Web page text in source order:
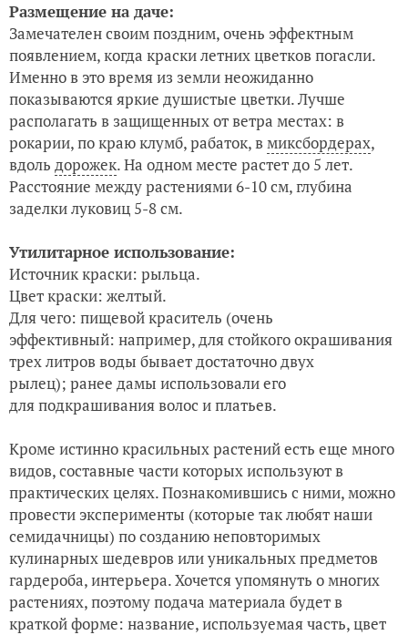
Размещение на даче:
Замечателен своим поздним, очень эффектным
появлением, когда краски летних цветков погасли.
Именно в это время из земли неожиданно
показываются яркие душистые цветки. Лучше
располагать в защищенных от ветра местах: в
рокарии, по краю клумб, рабаток, вмиксбордерах,
вдоль дорожек. На одном месте растет до 5 лет.
Расстояние между растениями 6-10 см, глубина
заделки луковиц 5-8 см.
Утилитарное использование:
Источник краски: рыльца.
Цвет краски: желтый.
Для чего: пищевой краситель (очень
эффективный: например, для стойкого окрашивания
трех литров воды бывает достаточно двух
рылец); ранее дамы использовали его
для подкрашивания волос и платьев.
Кроме истинно красильных растений есть еще много
видов, составные части которых используют в
практических целях. Познакомившись с ними, можно
провести эксперименты (которые так любят наши
семидачницы) по созданию неповторимых
кулинарных шедевров или уникальных предметов
гардероба, интерьера. Хочется упомянуть о многих
растениях, поэтому подача материала будет в
краткой форме: название, используемая часть, цвет